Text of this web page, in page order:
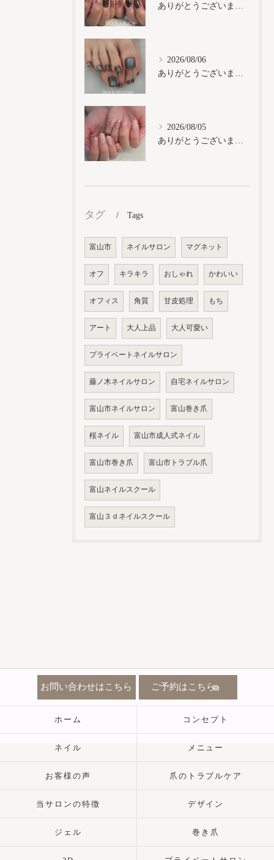
2026/08/06
2026/08/05
タグ Tags
富山市 ネイルサロン マグネット
オフ キラキラ おしゃれ かわいい
オフィス 角質 甘皮処理 もち
アート 大人上品 大人可愛い
プライベートネイルサロン
藤ノ木ネイルサロン 自宅ネイルサロン
富山市ネイルサロン 富山巻き爪
桜ネイル 富山市成人式ネイル
富山市巻き爪 富山市トラブル爪
富山ネイルスクール
富山３ｄネイルスクール
お問い合わせはこちら ご予約はこちら
ホーム コンセプト
ネイル メニュー
お客様の声 爪のトラブルケア
当サロンの特徴 デザイン
ジェル 巻き爪